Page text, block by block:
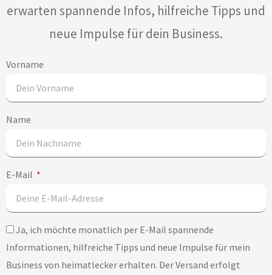
erwarten spannende Infos, hilfreiche Tipps und
neue Impulse für dein Business.
Vorname
Name
E-Mail
Ja, ich möchte monatlich per E-Mail spannende
Informationen, hilfreiche Tipps und neue Impulse für mein
Business von heimatlecker erhalten. Der Versand erfolgt